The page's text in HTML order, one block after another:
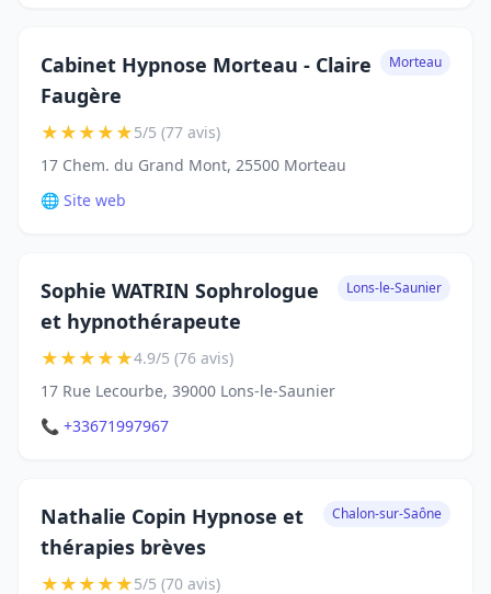
Cabinet Hypnose Morteau - Claire
Faugère
Morteau
★★★★★5/5 (77 avis)
17 Chem. du Grand Mont, 25500 Morteau
🌐 Site web
Sophie WATRIN Sophrologue
et hypnothérapeute
Lons-le-Saunier
★★★★★4.9/5 (76 avis)
17 Rue Lecourbe, 39000 Lons-le-Saunier
📞 +33671997967
Nathalie Copin Hypnose et
thérapies brèves
Chalon-sur-Saône
★★★★★5/5 (70 avis)